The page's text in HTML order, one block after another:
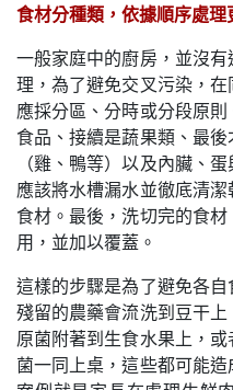
食材分種類，依據順序處理
一般家庭中的廚房，並沒
理，為了避免交叉污染，
應採分區、分時或分段原
食品、接續是蔬果類、最
（雞、鴨等）以及內臟、
應該將水槽漏水並徹底清
食材。最後，洗切完的食
用，並加以覆蓋。
這樣的步驟是為了避免各
殘留的農藥會流洗到豆干
原菌附著到生食水果上，
菌一同上桌，這些都可能